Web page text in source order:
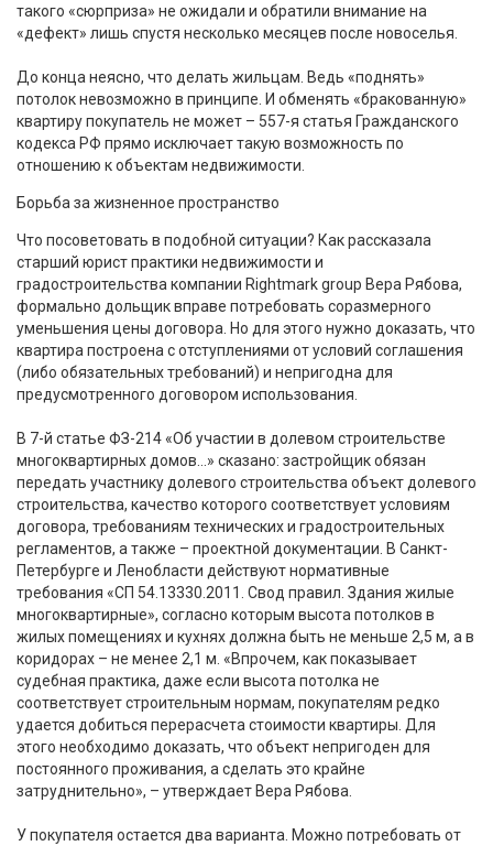
такого «сюрприза» не ожидали и обратили внимание на
«дефект» лишь спустя несколько месяцев после новоселья.
До конца неясно, что делать жильцам. Ведь «поднять»
потолок невозможно в принципе. И обменять «бракованную»
квартиру покупатель не может – 557-я статья Гражданского
кодекса РФ прямо исключает такую возможность по
отношению к объектам недвижимости.
Борьба за жизненное пространство
Что посоветовать в подобной ситуации? Как рассказала
старший юрист практики недвижимости и
градостроительства компании Rightmark group Вера Рябова,
формально дольщик вправе потребовать соразмерного
уменьшения цены договора. Но для этого нужно доказать, что
квартира построена с отступлениями от условий соглашения
(либо обязательных требований) и непригодна для
предусмотренного договором использования.
В 7-й статье ФЗ-214 «Об участии в долевом строительстве
многоквартирных домов…» сказано: застройщик обязан
передать участнику долевого строительства объект долевого
строительства, качество которого соответствует условиям
договора, требованиям технических и градостроительных
регламентов, а также – проектной документации. В Санкт-
Петербурге и Ленобласти действуют нормативные
требования «СП 54.13330.2011. Свод правил. Здания жилые
многоквартирные», согласно которым высота потолков в
жилых помещениях и кухнях должна быть не меньше 2,5 м, а в
коридорах – не менее 2,1 м. «Впрочем, как показывает
судебная практика, даже если высота потолка не
соответствует строительным нормам, покупателям редко
удается добиться перерасчета стоимости квартиры. Для
этого необходимо доказать, что объект непригоден для
постоянного проживания, а сделать это крайне
затруднительно», – утверждает Вера Рябова.
У покупателя остается два варианта. Можно потребовать от